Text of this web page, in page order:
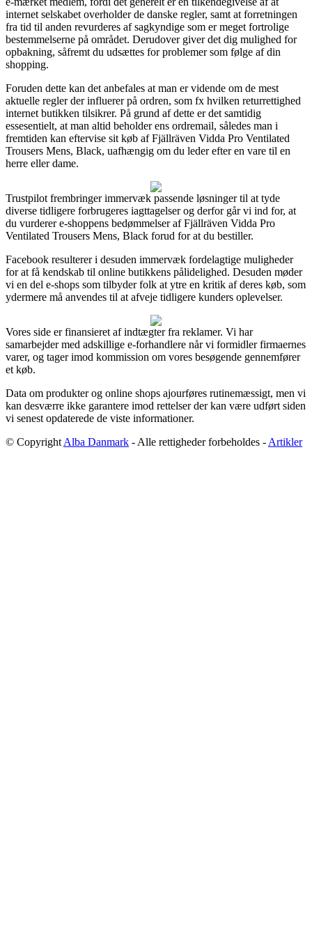
internet selskabet overholder de danske regler, samt at forretningen
fra tid til anden revurderes af sagkyndige som er meget fortrolige
bestemmelserne på området. Derudover giver det dig mulighed for
opbakning, såfremt du udsættes for problemer som følge af din
shopping.
Foruden dette kan det anbefales at man er vidende om de mest
aktuelle regler der influerer på ordren, som fx hvilken returrettighed
internet butikken tilsikrer. På grund af dette er det samtidig
essesentielt, at man altid beholder ens ordremail, således man i
fremtiden kan eftervise sit køb af Fjällräven Vidda Pro Ventilated
Trousers Mens, Black, uafhængig om du leder efter en vare til en
herre eller dame.
Trustpilot frembringer immervæk passende løsninger til at tyde
diverse tidligere forbrugeres iagttagelser og derfor går vi ind for, at
du vurderer e-shoppens bedømmelser af Fjällräven Vidda Pro
Ventilated Trousers Mens, Black forud for at du bestiller.
Facebook resulterer i desuden immervæk fordelagtige muligheder
for at få kendskab til online butikkens pålidelighed. Desuden møder
vi en del e-shops som tilbyder folk at ytre en kritik af deres køb, som
ydermere må anvendes til at afveje tidligere kunders oplevelser.
Vores side er finansieret af indtægter fra reklamer. Vi har
samarbejder med adskillige e-forhandlere når vi formidler firmaernes
varer, og tager imod kommission om vores besøgende gennemfører
et køb.
Data om produkter og online shops ajourføres rutinemæssigt, men vi
kan desværre ikke garantere imod rettelser der kan være udført siden
vi senest opdaterede de viste informationer.
© Copyright Alba Danmark - Alle rettigheder forbeholdes - Artikler